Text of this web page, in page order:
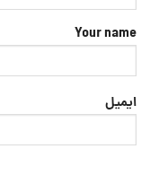
Your name
ایمیل